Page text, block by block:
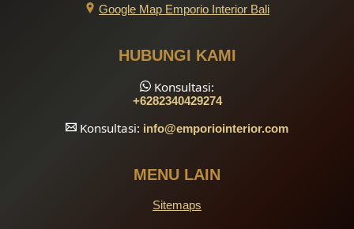
Google Map Emporio Interior Bali
HUBUNGI KAMI
Konsultasi:
+6282340429274
Konsultasi: info@emporiointerior.com
MENU LAIN
Sitemaps